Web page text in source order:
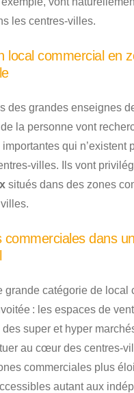
les centres-villes.
local commercial en
des grandes enseignes
de la personne vont
qui n’existent
villes. Ils vont
situés dans des zones
commerciales dans
grande catégorie de local
: les espaces de
super et hyper
au cœur des centres-
commerciales plus
autant aux